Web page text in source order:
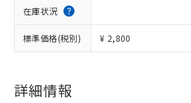
在庫状況
標準価格(税別) ¥ 2,800
詳細情報